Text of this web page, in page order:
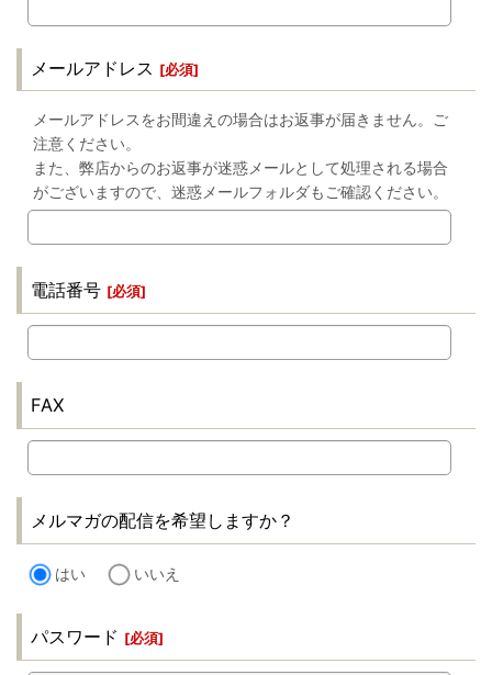
メールアドレス [必須]
メールアドレスをお間違えの場合はお返事が届きません。ご
注意ください。
また、弊店からのお返事が迷惑メールとして処理される場合
がございますので、迷惑メールフォルダもご確認ください。
電話番号 [必須]
FAX
メルマガの配信を希望しますか？
はい いいえ
パスワード [必須]